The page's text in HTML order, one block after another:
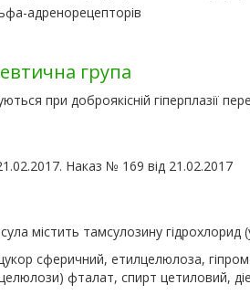
адренорецепторів
група
при доброякісній гіперплазії
Наказ № 169 від 21.02.2017
містить тамсулозину
сферичний, етилцелюлоза,
фталат, спирт цетиловий,